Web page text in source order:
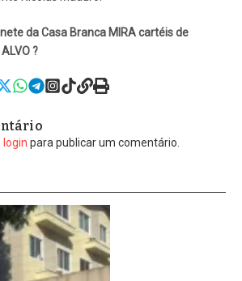
da Casa Branca MIRA cartéis de
?
login para publicar um comentário.